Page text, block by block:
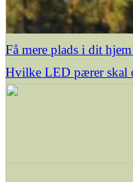
Få mere plads i dit
Hvilke LED pærer skal